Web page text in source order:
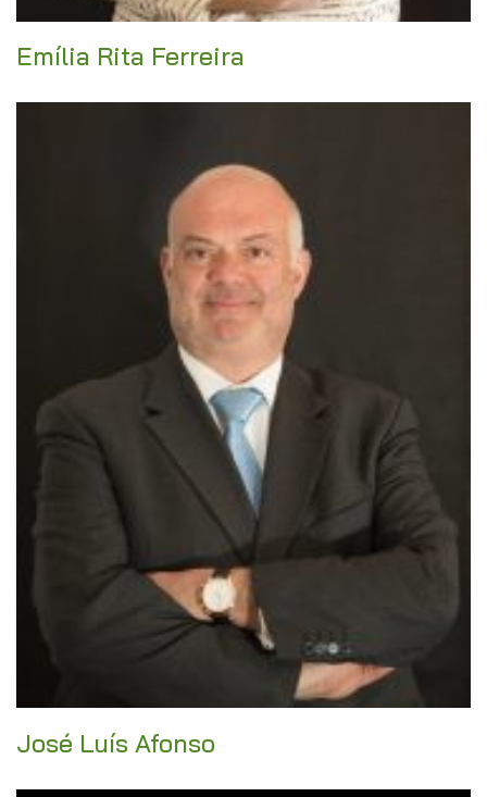
Emília Rita Ferreira
José Luís Afonso